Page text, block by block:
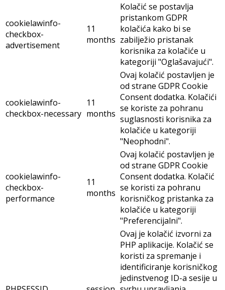
cookielawinfo-
checkbox-
advertisement
11
months
Kolačić se postavlja
pristankom GDPR
kolačića kako bi se
zabilježio pristanak
korisnika za kolačiće u
kategoriji "Oglašavajući".
cookielawinfo-
checkbox-necessary
11
months
Ovaj kolačić postavljen je
od strane GDPR Cookie
Consent dodatka. Kolačići
se koriste za pohranu
suglasnosti korisnika za
kolačiće u kategoriji
"Neophodni".
cookielawinfo-
checkbox-
performance
11
months
Ovaj kolačić postavljen je
od strane GDPR Cookie
Consent dodatka. Kolačić
se koristi za pohranu
korisničkog pristanka za
kolačiće u kategoriji
"Preferencijalni".
Ovaj je kolačić izvorni za
PHP aplikacije. Kolačić se
koristi za spremanje i
identificiranje korisničkog
jedinstvenog ID-a sesije u